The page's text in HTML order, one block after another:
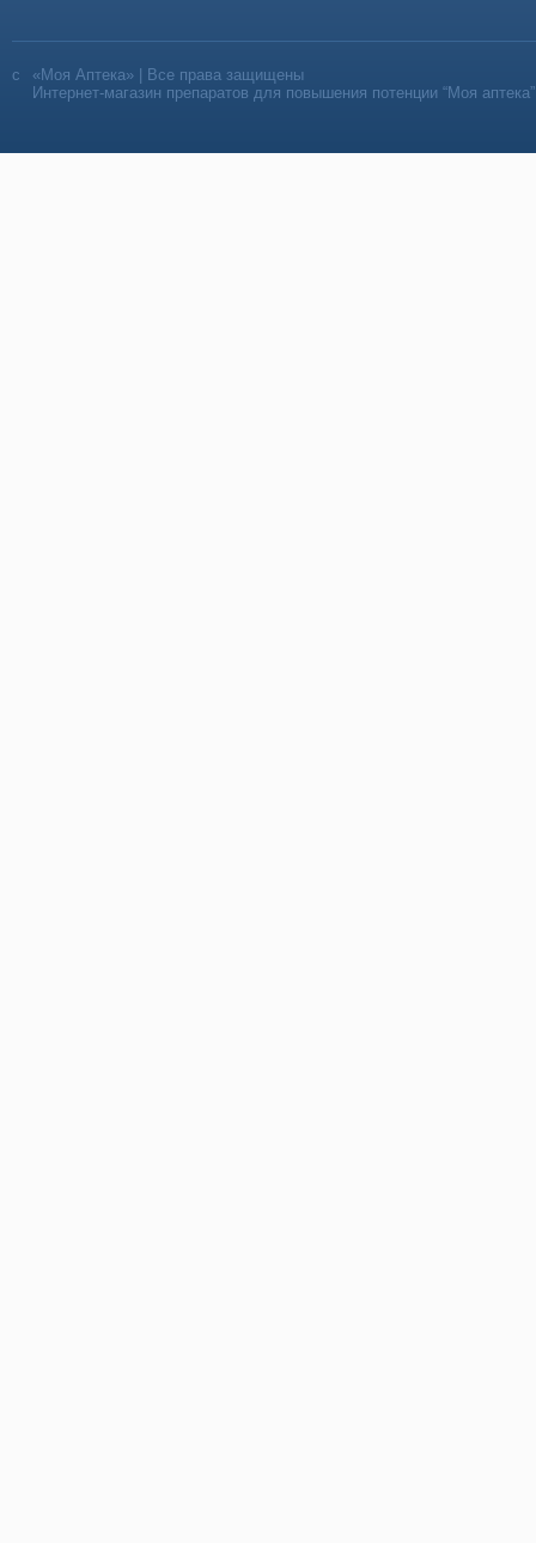
«Моя Аптека» | Все права защищены
Интернет-магазин препаратов для повышения потенции “Моя